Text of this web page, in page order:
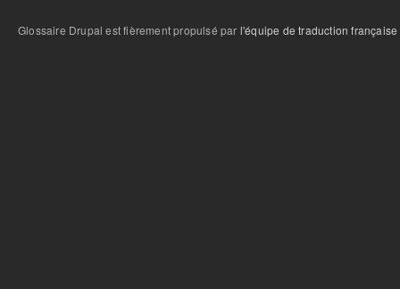
Glossaire Drupal est fièrement propulsé par l'équipe de traduction française